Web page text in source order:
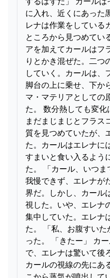
に入れ、近くにあった
レナは作業をしている
ところから見つめてい
アを加えてカールはフ
りとかき混ぜた。二つ
していく。カールは、
脚台の上に乗せ、下か
マ・マテリアとしての
た。 数分熱しても変
まだまじまじとフラス
質を見つめていたが、
た。カールはエレナに
すまいと食い入るよう
た。 「カール、いつま
我慢できず、エレナが
界だ。しかし、カール
視した。いや、エレナ
集中していた。エレナ
た。 「私、お腹すい
った。 「きたー」 カ
で、エレナは驚いて後
カールの視線の先にあ